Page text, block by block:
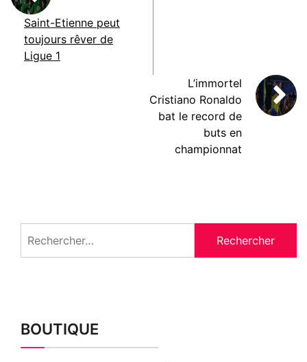
Saint-Etienne peut
toujours rêver de
Ligue 1
L’immortel
Cristiano Ronaldo
bat le record de
buts en
championnat
BOUTIQUE